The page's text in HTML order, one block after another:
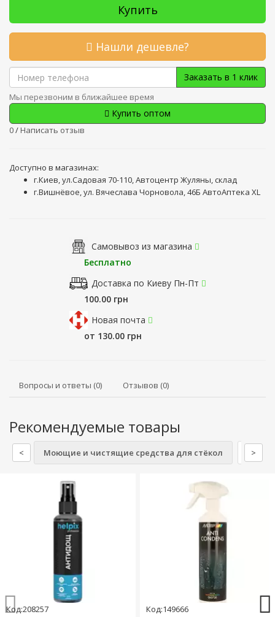
Купить
Нашли дешевле?
Заказать в 1 клик
Мы перезвоним в ближайшее время
Купить оптом
0/ Написать отзыв
Доступно в магазинах:
г.Киев, ул.Садовая 70-110, Автоцентр Жуляны, склад
г.Вишнёвое, ул. Вячеслава Чорновола, 46Б АвтоАптека XL
Самовывоз из магазина
Бесплатно
Доставка по Киеву Пн-Пт
100.00 грн
Новая почта
от 130.00 грн
Вопросы и ответы (0) Отзывов (0)
Рекомендуемые товары
< Моющие и чистящие средства для стёкол >
Код:208257 Код:149666